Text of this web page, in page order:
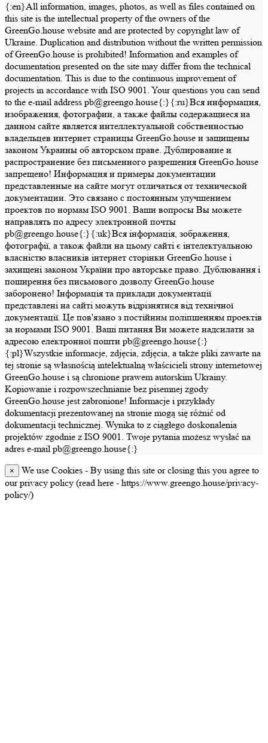
{:en}All information, images, photos, as well as files contained on
this site is the intellectual property of the owners of the
GreenGo.house website and are protected by copyright law of
Ukraine. Duplication and distribution without the written permission
of GreenGo.house is prohibited! Information and examples of
documentation presented on the site may differ from the technical
documentation. This is due to the continuous improvement of
projects in accordance with ISO 9001. Your questions you can send
to the e-mail address pb@greengo.house{:}{:ru}Вся информация,
изображения, фотографии, а также файлы содержащиеся на
данном сайте является интеллектуальной собственностью
владельцев интернет страницы GreenGo.house и защищены
законом Украины об авторском праве. Дублирование и
распространение без письменного разрешения GreenGo.house
запрещено! Информация и примеры документации
представленные на сайте могут отличаться от технической
документации. Это связано с постоянным улучшением
проектов по нормам ISO 9001. Ваши вопросы Вы можете
направлять по адресу электронной почты
pb@greengo.house{:}{:uk}Вся інформація, зображення,
фотографії, а також файли на цьому сайті є інтелектуальною
власністю власників інтернет сторінки GreenGo.house і
захищені законом України про авторське право. Дублювання і
поширення без письмового дозволу GreenGo.house
заборонено! Інформація та приклади документації
представлені на сайті можуть відрізнятися від технічної
документації. Це пов'язано з постійним поліпшенням проектів
за нормами ISO 9001. Ваші питання Ви можете надсилати за
адресою електронної пошти pb@greengo.house{:}
{:pl}Wszystkie informacje, zdjęcia, zdjęcia, a także pliki zawarte na
tej stronie są własnością intelektualną właścicieli strony internetowej
GreenGo.house i są chronione prawem autorskim Ukrainy.
Kopiowanie i rozpowszechnianie bez pisemnej zgody
GreenGo.house jest zabronione! Informacje i przykłady
dokumentacji prezentowanej na stronie mogą się różnić od
dokumentacji technicznej. Wynika to z ciągłego doskonalenia
projektów zgodnie z ISO 9001. Twoje pytania możesz wysłać na
adres e-mail pb@greengo.house{:}
×
We use Cookies - By using this site or closing this you agree to
our privacy policy (read here - https://www.greengo.house/privacy-
policy/)